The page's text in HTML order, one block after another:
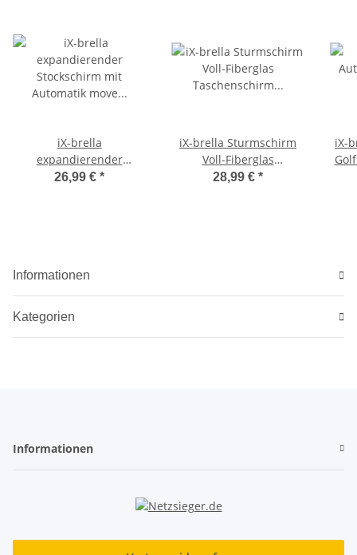
iX-brella
expandierender
Stockschirm mit
26,99 € *
iX-brella Sturmschirm
Voll-Fiberglas
Taschenschirm groß 106
28,99 € *
iX-
Informationen
Kategorien
Informationen